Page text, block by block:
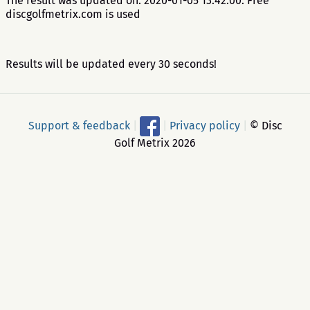
discgolfmetrix.com is used
Results will be updated every 30 seconds!
Support & feedback Privacy policy
© Disc
Golf Metrix 2026